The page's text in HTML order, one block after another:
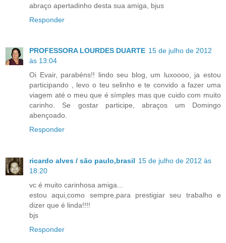
abraço apertadinho desta sua amiga, bjus
Responder
PROFESSORA LOURDES DUARTE 15 de julho de 2012
às 13:04
Oi Evair, parabéns!! lindo seu blog, um luxoooo, ja estou
participando , levo o teu selinho e te convido a fazer uma
viagem até o meu que é símples mas que cuido com muito
carinho. Se gostar participe, abraços um Domingo
abençoado.
Responder
ricardo alves / são paulo,brasil 15 de julho de 2012 às
18:20
vc é muito carinhosa amiga...
estou aqui,como sempre,para prestigiar seu trabalho e
dizer que é linda!!!!
bjs
Responder